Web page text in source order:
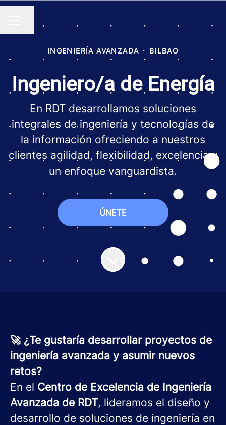
MENÚ DE EMPLEO
Compartir página
INGENIERÍA AVANZADA · BILBAO
Ingeniero/a de Energía
En RDT desarrollamos soluciones
integrales de ingeniería y tecnologías de
la información ofreciendo a nuestros
clientes agilidad, flexibilidad, excelencia y
un enfoque vanguardista.
ÚNETE
🚀 ¿Te gustaría desarrollar proyectos de
ingeniería avanzada y asumir nuevos
retos?
En el Centro de Excelencia de Ingeniería
Avanzada de RDT, lideramos el diseño y
desarrollo de soluciones de ingeniería en